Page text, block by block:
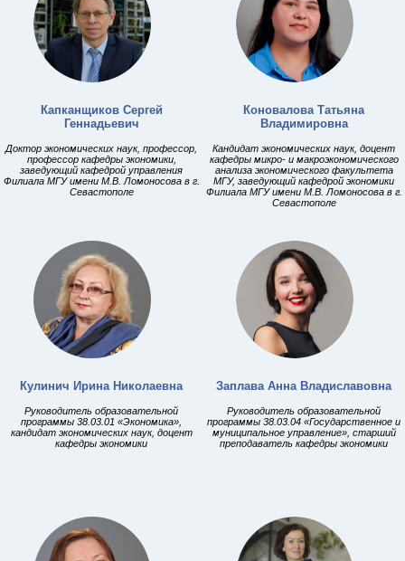
Капканщиков Сергей
Геннадьевич
Доктор экономических наук, профессор,
профессор кафедры экономики,
заведующий кафедрой управления
Филиала МГУ имени М.В. Ломоносова в г.
Севастополе
Коновалова Татьяна
Владимировна
Кандидат экономических наук, доцент
кафедры микро- и макроэкономического
анализа экономического факультета
МГУ, заведующий кафедрой экономики
Филиала МГУ имени М.В. Ломоносова в г.
Севастополе
Кулинич Ирина Николаевна
Руководитель образовательной
программы 38.03.01 «Экономика»,
кандидат экономических наук, доцент
кафедры экономики
Заплава Анна Владиславовна
Руководитель образовательной
программы 38.03.04 «Государственное и
муниципальное управление», старший
преподаватель кафедры экономики